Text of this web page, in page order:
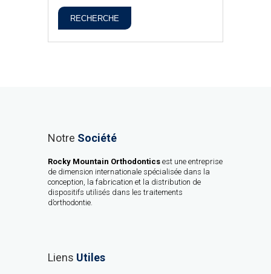
RECHERCHE
Notre Société
Rocky Mountain Orthodontics est une entreprise
de dimension internationale spécialisée dans la
conception, la fabrication et la distribution de
dispositifs utilisés dans les traitements
d’orthodontie.
Liens Utiles